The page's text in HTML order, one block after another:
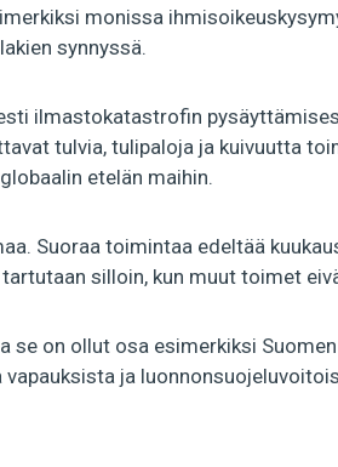
monissa
synnyssä.
ilmastokatastrofin
tulvia, tulipaloja ja kuivuutta
etelän maihin.
Suoraa toimintaa edeltää
silloin, kun muut toimet
on ollut osa esimerkiksi
ja